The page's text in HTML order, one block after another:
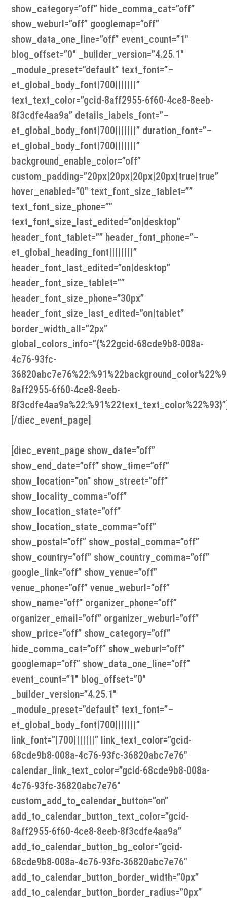
show_category=”off” hide_comma_cat=”off”
show_weburl=”off” googlemap=”off”
show_data_one_line=”off” event_count=”1″
blog_offset=”0″ _builder_version=”4.25.1″
_module_preset=”default” text_font=”–
et_global_body_font|700|||||||”
text_text_color=”gcid-8aff2955-6f60-4ce8-8eeb-
8f3cdfe4aa9a” details_labels_font=”–
et_global_body_font|700|||||||” duration_font=”–
et_global_body_font|700|||||||”
background_enable_color=”off”
custom_padding=”20px|20px|20px|20px|true|true”
hover_enabled=”0″ text_font_size_tablet=””
text_font_size_phone=””
text_font_size_last_edited=”on|desktop”
header_font_tablet=”” header_font_phone=”–
et_global_heading_font||||||||”
header_font_last_edited=”on|desktop”
header_font_size_tablet=””
header_font_size_phone=”30px”
header_font_size_last_edited=”on|tablet”
border_width_all=”2px”
global_colors_info=”{%22gcid-68cde9b8-008a-
4c76-93fc-
8aff2955-6f60-4ce8-8eeb-
[/diec_event_page]
[diec_event_page show_date=”off”
show_end_date=”off” show_time=”off”
show_location=”on” show_street=”off”
show_locality_comma=”off”
show_location_state=”off”
show_location_state_comma=”off”
show_postal=”off” show_postal_comma=”off”
show_country=”off” show_country_comma=”off”
google_link=”off” show_venue=”off”
venue_phone=”off” venue_weburl=”off”
show_name=”off” organizer_phone=”off”
organizer_email=”off” organizer_weburl=”off”
show_price=”off” show_category=”off”
hide_comma_cat=”off” show_weburl=”off”
googlemap=”off” show_data_one_line=”off”
event_count=”1″ blog_offset=”0″
_builder_version=”4.25.1″
_module_preset=”default” text_font=”–
et_global_body_font|700|||||||”
link_font=”|700|||||||” link_text_color=”gcid-
68cde9b8-008a-4c76-93fc-36820abc7e76″
calendar_link_text_color=”gcid-68cde9b8-008a-
4c76-93fc-36820abc7e76″
custom_add_to_calendar_button=”on”
add_to_calendar_button_text_color=”gcid-
8aff2955-6f60-4ce8-8eeb-8f3cdfe4aa9a”
add_to_calendar_button_bg_color=”gcid-
68cde9b8-008a-4c76-93fc-36820abc7e76″
add_to_calendar_button_border_width=”0px”
add_to_calendar_button_border_radius=”0px”